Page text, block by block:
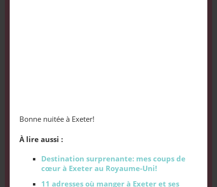
Bonne nuitée à Exeter!
À lire aussi :
Destination surprenante: mes coups de
cœur à Exeter au Royaume-Uni!
11 adresses où manger à Exeter et ses